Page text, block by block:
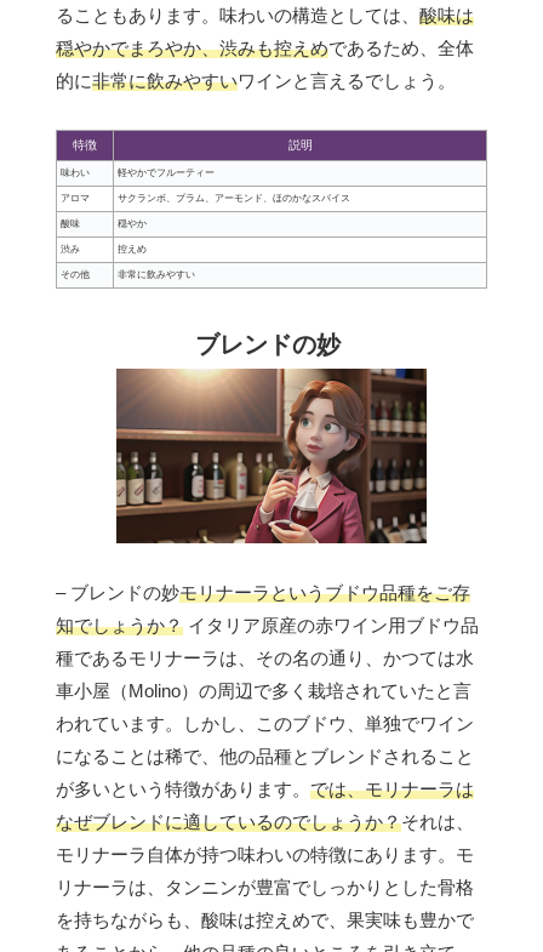
ることもあります。味わいの構造としては、 酸味は
穏やかでまろやか、渋みも控えめであるため、全体
的に非常に飲みやすいワインと言えるでしょう。
特徴 説明
味わい 軽やかでフルーティー
アロマ サクランボ、プラム、アーモンド、ほのかなスパイス
酸味 穏やか
渋み 控えめ
その他 非常に飲みやすい
ブレンドの妙
– ブレンドの妙モリナーラというブドウ品種をご存
知でしょうか？ イタリア原産の赤ワイン用ブドウ品
種であるモリナーラは、その名の通り、かつては水
車小屋（Molino）の周辺で多く栽培されていたと言
われています。しかし、このブドウ、単独でワイン
になることは稀で、他の品種とブレンドされること
が多いという特徴があります。 では、モリナーラは
なぜブレンドに適しているのでしょうか？それは、
モリナーラ自体が持つ味わいの特徴にあります。モ
リナーラは、タンニンが豊富でしっかりとした骨格
を持ちながらも、酸味は控えめで、果実味も豊かで